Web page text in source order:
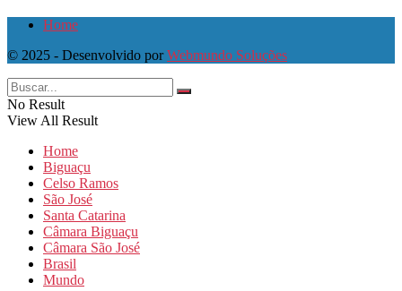
Home
© 2025 - Desenvolvido porWebmundo Soluções
No Result
View All Result
Home
Biguaçu
Celso Ramos
São José
Santa Catarina
Câmara Biguaçu
Câmara São José
Brasil
Mundo